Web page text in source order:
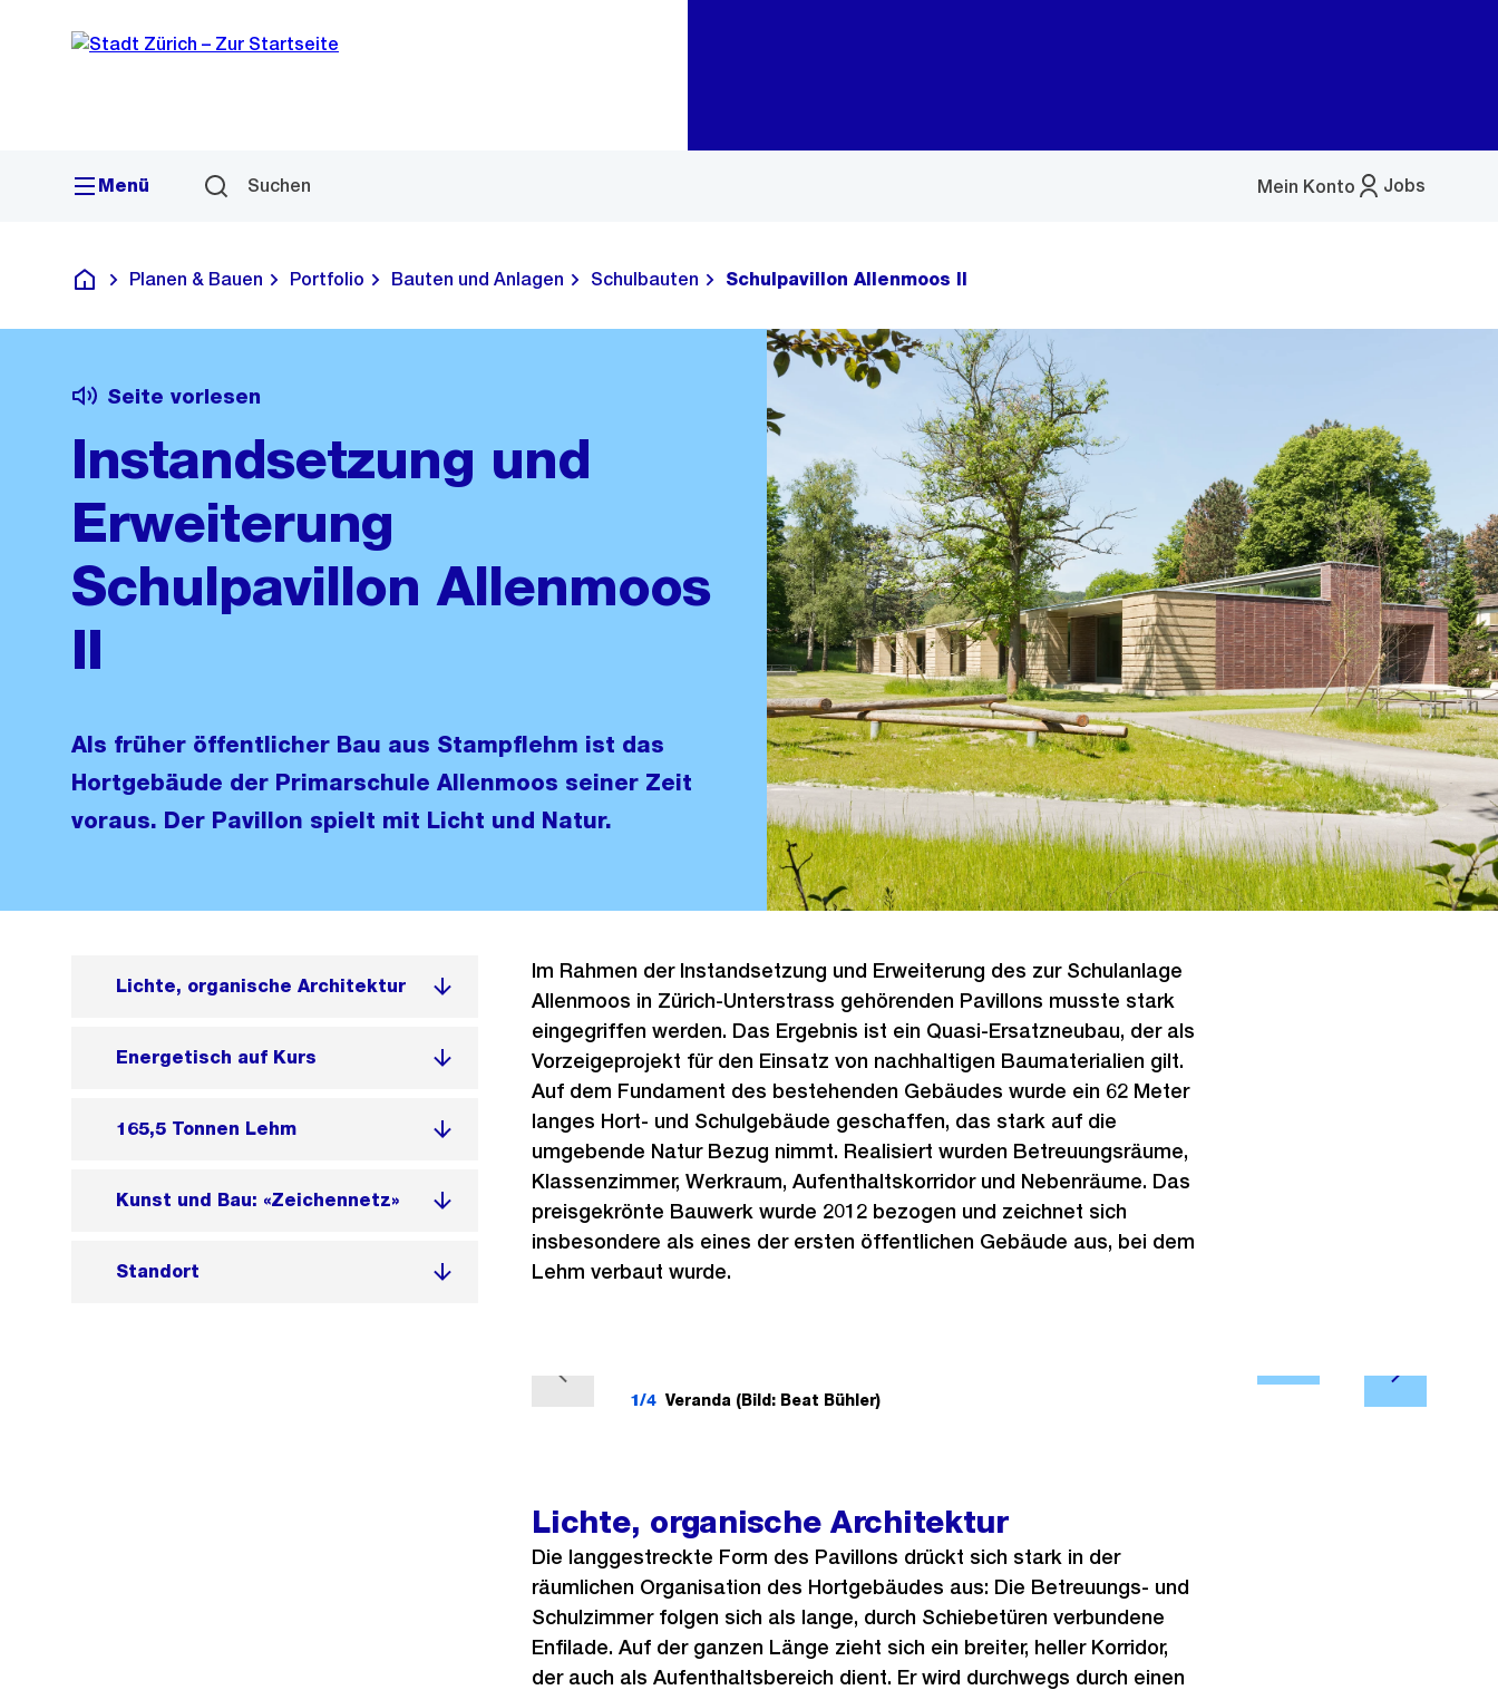
Navigation
Sprunglink
Menü Suchen Jobs
Mein Konto
Menü
Deutsch
Planen & Bauen Portfolio Bauten und Anlagen Schulbauten Schulpavillon Allenmoos II
Seite vorlesen
Instandsetzung und
Erweiterung
Schulpavillon Allenmoos
II
Als früher öffentlicher Bau aus Stampflehm ist das
Hortgebäude der Primarschule Allenmoos seiner Zeit
voraus. Der Pavillon spielt mit Licht und Natur.
Lichte, organische Architektur
Energetisch auf Kurs
165,5 Tonnen Lehm
Kunst und Bau: «Zeichennetz»
Standort
Im Rahmen der Instandsetzung und Erweiterung des zur Schulanlage
Allenmoos in Zürich-Unterstrass gehörenden Pavillons musste stark
eingegriffen werden. Das Ergebnis ist ein Quasi-Ersatzneubau, der als
Vorzeigeprojekt für den Einsatz von nachhaltigen Baumaterialien gilt.
Auf dem Fundament des bestehenden Gebäudes wurde ein 62 Meter
langes Hort- und Schulgebäude geschaffen, das stark auf die
umgebende Natur Bezug nimmt. Realisiert wurden Betreuungsräume,
Klassenzimmer, Werkraum, Aufenthaltskorridor und Nebenräume. Das
preisgekrönte Bauwerk wurde 2012 bezogen und zeichnet sich
insbesondere als eines der ersten öffentlichen Gebäude aus, bei dem
Lehm verbaut wurde.
e
r
i
g
e
s
1/4 Veranda (Bild: Beat Bühler)
Lichte, organische Architektur
Die langgestreckte Form des Pavillons drückt sich stark in der
räumlichen Organisation des Hortgebäudes aus: Die Betreuungs- und
Schulzimmer folgen sich als lange, durch Schiebetüren verbundene
Enfilade. Auf der ganzen Länge zieht sich ein breiter, heller Korridor,
der auch als Aufenthaltsbereich dient. Er wird durchwegs durch einen